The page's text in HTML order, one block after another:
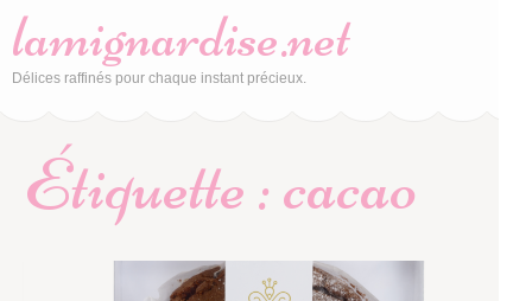
lamignardise.net
Délices raffinés pour chaque instant précieux.
Étiquette :cacao